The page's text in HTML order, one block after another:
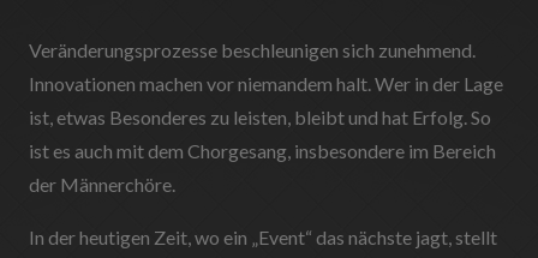
Veränderungsprozesse beschleunigen sich zunehmend.
Innovationen machen vor niemandem halt. Wer in der Lage
ist, etwas Besonderes zu leisten, bleibt und hat Erfolg. So
ist es auch mit dem Chorgesang, insbesondere im Bereich
der Männerchöre.
In der heutigen Zeit, wo ein „Event“ das nächste jagt, stellt